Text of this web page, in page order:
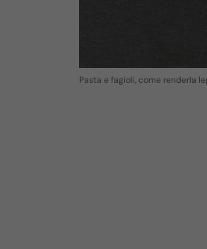
Pasta e fagioli, come renderla